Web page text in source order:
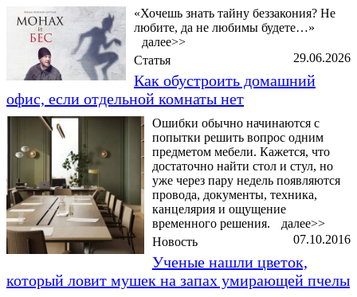
«Хочешь знать тайну беззакония? Не
любите, да не любимы будете…»
далее>>
29.06.2026
Статья
Как обустроить домашний
офис, если отдельной комнаты нет
Ошибки обычно начинаются с
попытки решить вопрос одним
предметом мебели. Кажется, что
достаточно найти стол и стул, но
уже через пару недель появляются
провода, документы, техника,
канцелярия и ощущение
временного решения.
далее>>
07.10.2016
Новость
Ученые нашли цветок,
который ловит мушек на запах умирающей пчелы